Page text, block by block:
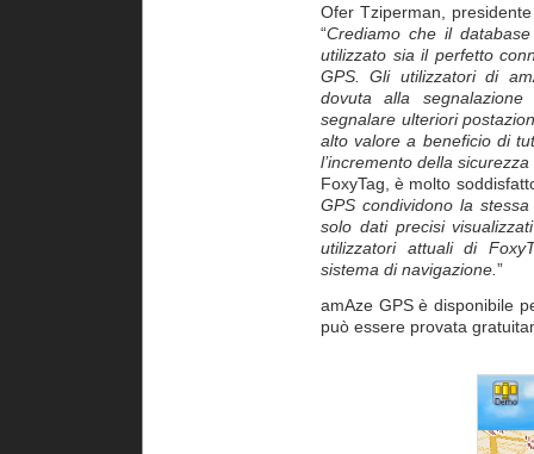
Ofer Tziperman,
“Crediamo che il
utilizzato sia il perfetto
GPS. Gli utilizzatori di
dovuta alla
segnalare ulteriori
alto valore a beneficio di
l’incremento della
FoxyTag, è molto
GPS condividono la
solo dati precisi
utilizzatori attuali di
sistema di navigazione. ”
amAze GPS è disponibile
può essere provata